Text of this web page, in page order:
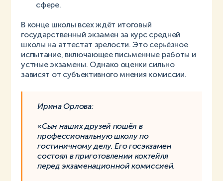
сфере.
В конце школы всех ждёт итоговый
государственный экзамен за курс средней
школы на аттестат зрелости. Это серьёзное
испытание, включающее письменные работы и
устные экзамены. Однако оценки сильно
зависят от субъективного мнения комиссии.
Ирина Орлова:
«Сын наших друзей пошёл в
профессиональную школу по
гостиничному делу. Его госэкзамен
состоял в приготовлении коктейля
перед экзаменационной комиссией.